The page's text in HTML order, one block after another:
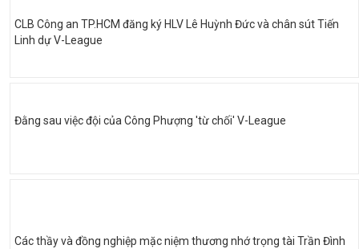
CLB Công an TP.HCM đăng ký HLV Lê Huỳnh Đức và chân sút Tiến
Linh dự V-League
Đằng sau việc đội của Công Phượng 'từ chối' V-League
Các thầy và đồng nghiệp mặc niệm thương nhớ trọng tài Trần Đình